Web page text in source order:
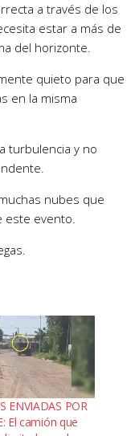
a través de los
estar a más de
del horizonte.
quieto para que
en la misma
turbulencia y no
nubes que
este evento.
ENVIADAS POR
El camión que